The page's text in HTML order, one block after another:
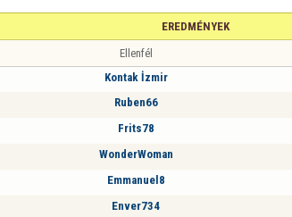
EREDMÉNYEK
Ellenfél
Kontak İzmir
Ruben66
Frits78
WonderWoman
Emmanuel8
Enver734